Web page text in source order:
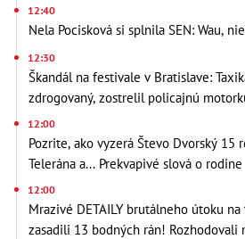
12:40
Nela Pocisková si splnila SEN: Wau,
12:30
Škandál na festivale v Bratislave:
zdrogovaný, zostrelil policajnú
12:00
Pozrite, ako vyzerá Števo Dvorský 15
Telerána a... Prekvapivé slová o rodine
12:00
Mrazivé DETAILY brutálneho útoku
zasadili 13 bodných rán! Rozhodovali